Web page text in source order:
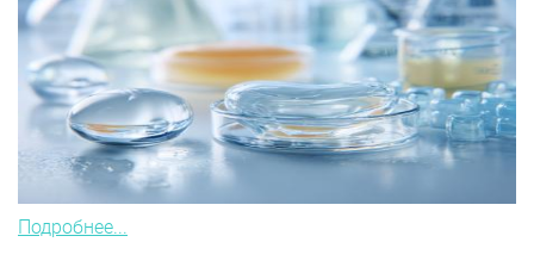
Подробнее...